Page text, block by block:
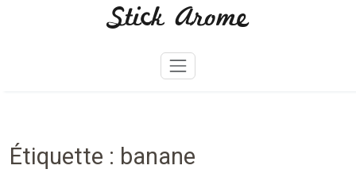
Stick Arome
Étiquette : banane